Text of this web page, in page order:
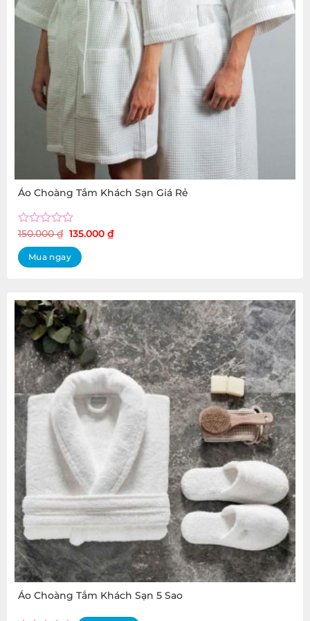
Áo Choàng Tắm Khách Sạn Giá Rẻ
Rated
out
of
150.000₫ Original
was:
150.000 ₫.
135.000 ₫Current
price
Mua ngay
Áo Choàng Tắm Khách Sạn 5 Sao